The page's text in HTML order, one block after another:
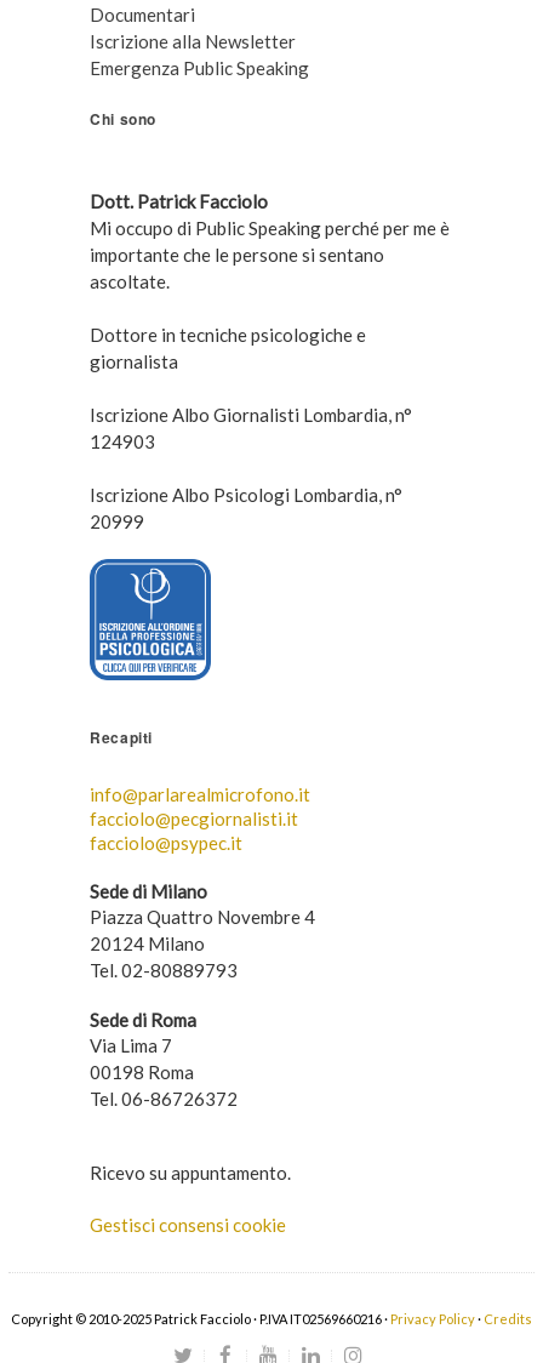
Documentari
Iscrizione alla Newsletter
Emergenza Public Speaking
Chi sono
Dott. Patrick Facciolo
Mi occupo di Public Speaking perché per me è
importante che le persone si sentano
ascoltate.
Dottore in tecniche psicologiche e
giornalista
Iscrizione Albo Giornalisti Lombardia, n°
124903
Iscrizione Albo Psicologi Lombardia, n°
20999
Recapiti
info@parlarealmicrofono.it
facciolo@pecgiornalisti.it
facciolo@psypec.it
Sede di Milano
Piazza Quattro Novembre 4
20124 Milano
Tel. 02-80889793
Sede di Roma
Via Lima 7
00198 Roma
Tel. 06-86726372
Ricevo su appuntamento.
Gestisci consensi cookie
Copyright © 2010-2025 Patrick Facciolo · P.IVA IT02569660216 ·Privacy Policy· Credits